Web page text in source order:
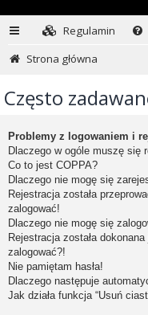
Regulamin
Strona główna
Często
Problemy z logowaniem i
Dlaczego w ogóle muszę się
Co to jest COPPA?
Dlaczego nie mogę się
Rejestracja została
zalogować!
Dlaczego nie mogę się
Rejestracja została
zalogować?!
Nie pamiętam hasła!
Dlaczego następuje
Jak działa funkcja “Usuń